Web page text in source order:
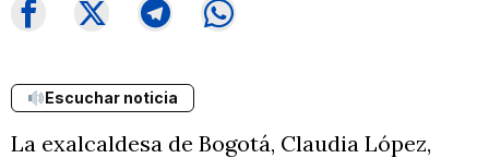
Escuchar noticia
La exalcaldesa de Bogotá, Claudia López,